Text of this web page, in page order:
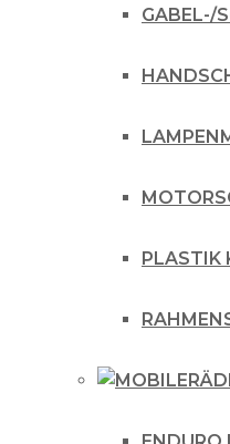
GABEL-/
PLASTIK